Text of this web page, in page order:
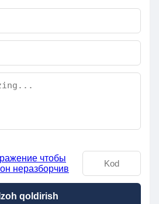
Izoh qoldirish